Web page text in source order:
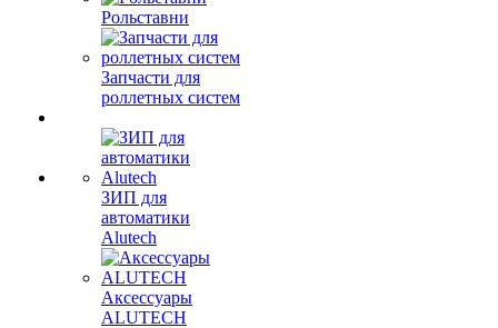
Рольставни
Запчасти для
роллетных систем
ЗИП для
автоматики
Alutech
Аксессуары
ALUTECH